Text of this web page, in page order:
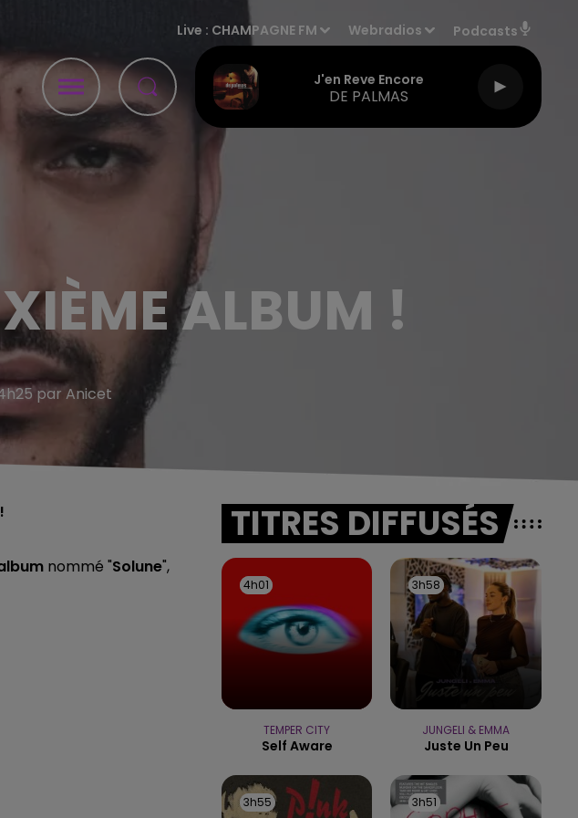
Live : CHAMPAGNE FM Webradios Podcasts
J'en Reve Encore
DE PALMAS
ALBUM !
par Anicet
nommé "Solune",
TITRES DIFFUSÉS
4h01
4h01
TEMPER CITY
Self Aware
3h58
3h58
JUNGELI & EMMA
Juste Un Peu
3h55
3h55 3h51
3h51